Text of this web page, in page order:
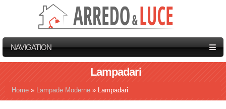
NAVIGATION
Lampadari
Tu sei qui
Home » Lampade Moderne » Lampadari